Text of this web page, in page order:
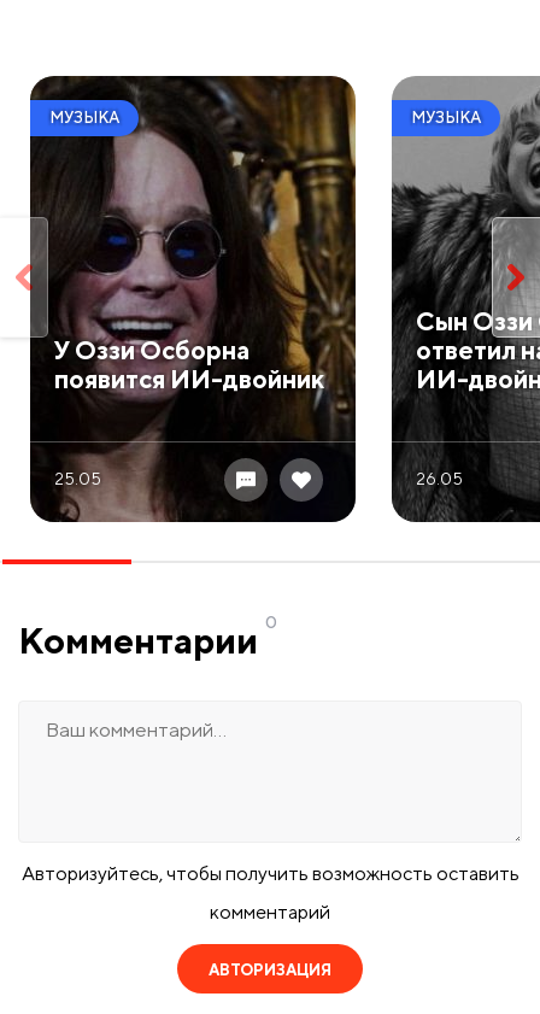
МУЗЫКА
У Оззи Осборна
появится ИИ-двойник
25.05
МУЗЫКА
Сын Оззи
ответил
ИИ-
26.05
Комментарии 0
Авторизуйтесь, чтобы получить возможность оставить
комментарий
АВТОРИЗАЦИЯ